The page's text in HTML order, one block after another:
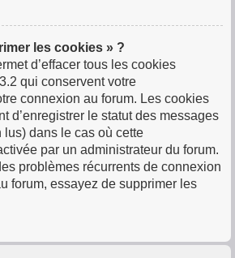
les cookies » ?
d’effacer tous les cookies
qui conservent votre
connexion au forum. Les cookies
d’enregistrer le statut des messages
lus) dans le cas où cette
par un administrateur du forum.
problèmes récurrents de connexion
forum, essayez de supprimer les